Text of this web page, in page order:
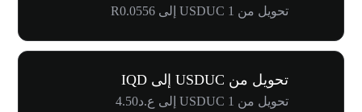
تحويل من 1 USDUC إلى R0.0556
تحويل من USDUC إلى IQD
تحويل من 1 USDUC إلى ع.د4.50